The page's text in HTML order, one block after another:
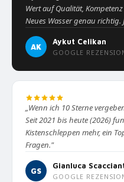
Wert auf Qualität,
Neues Wasser genau richtig.
AK
Aykut Celikan
GOOGLE
„Wenn ich 10 Sterne
Seit 2021 bis heute (2026)
Kistenschleppen mehr, ein
Fragen."
GS
Gianluca
GOOGLE